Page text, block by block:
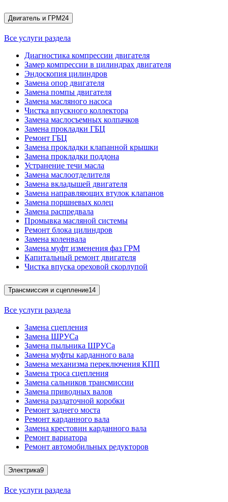
Двигатель и ГРМ24
Все услуги раздела
Диагностика компрессии двигателя
Замер компрессии в цилиндрах двигателя
Эндоскопия цилиндров
Замена опор двигателя
Замена помпы двигателя
Замена масляного насоса
Чистка впускного коллектора
Замена маслосъемных колпачков
Замена прокладки ГБЦ
Ремонт ГБЦ
Замена прокладки клапанной крышки
Замена прокладки поддона
Устранение течи масла
Замена маслоотделителя
Замена вкладышей двигателя
Замена направляющих втулок клапанов
Замена поршневых колец
Замена распредвала
Промывка масляной системы
Ремонт блока цилиндров
Замена коленвала
Замена муфт изменения фаз ГРМ
Капитальный ремонт двигателя
Чистка впуска ореховой скорлупой
Трансмиссия и сцепление14
Все услуги раздела
Замена сцепления
Замена ШРУСа
Замена пыльника ШРУСа
Замена муфты карданного вала
Замена механизма переключения КПП
Замена троса сцепления
Замена сальников трансмиссии
Замена приводных валов
Замена раздаточной коробки
Ремонт заднего моста
Ремонт карданного вала
Замена крестовин карданного вала
Ремонт вариатора
Ремонт автомобильных редукторов
Электрика9
Все услуги раздела